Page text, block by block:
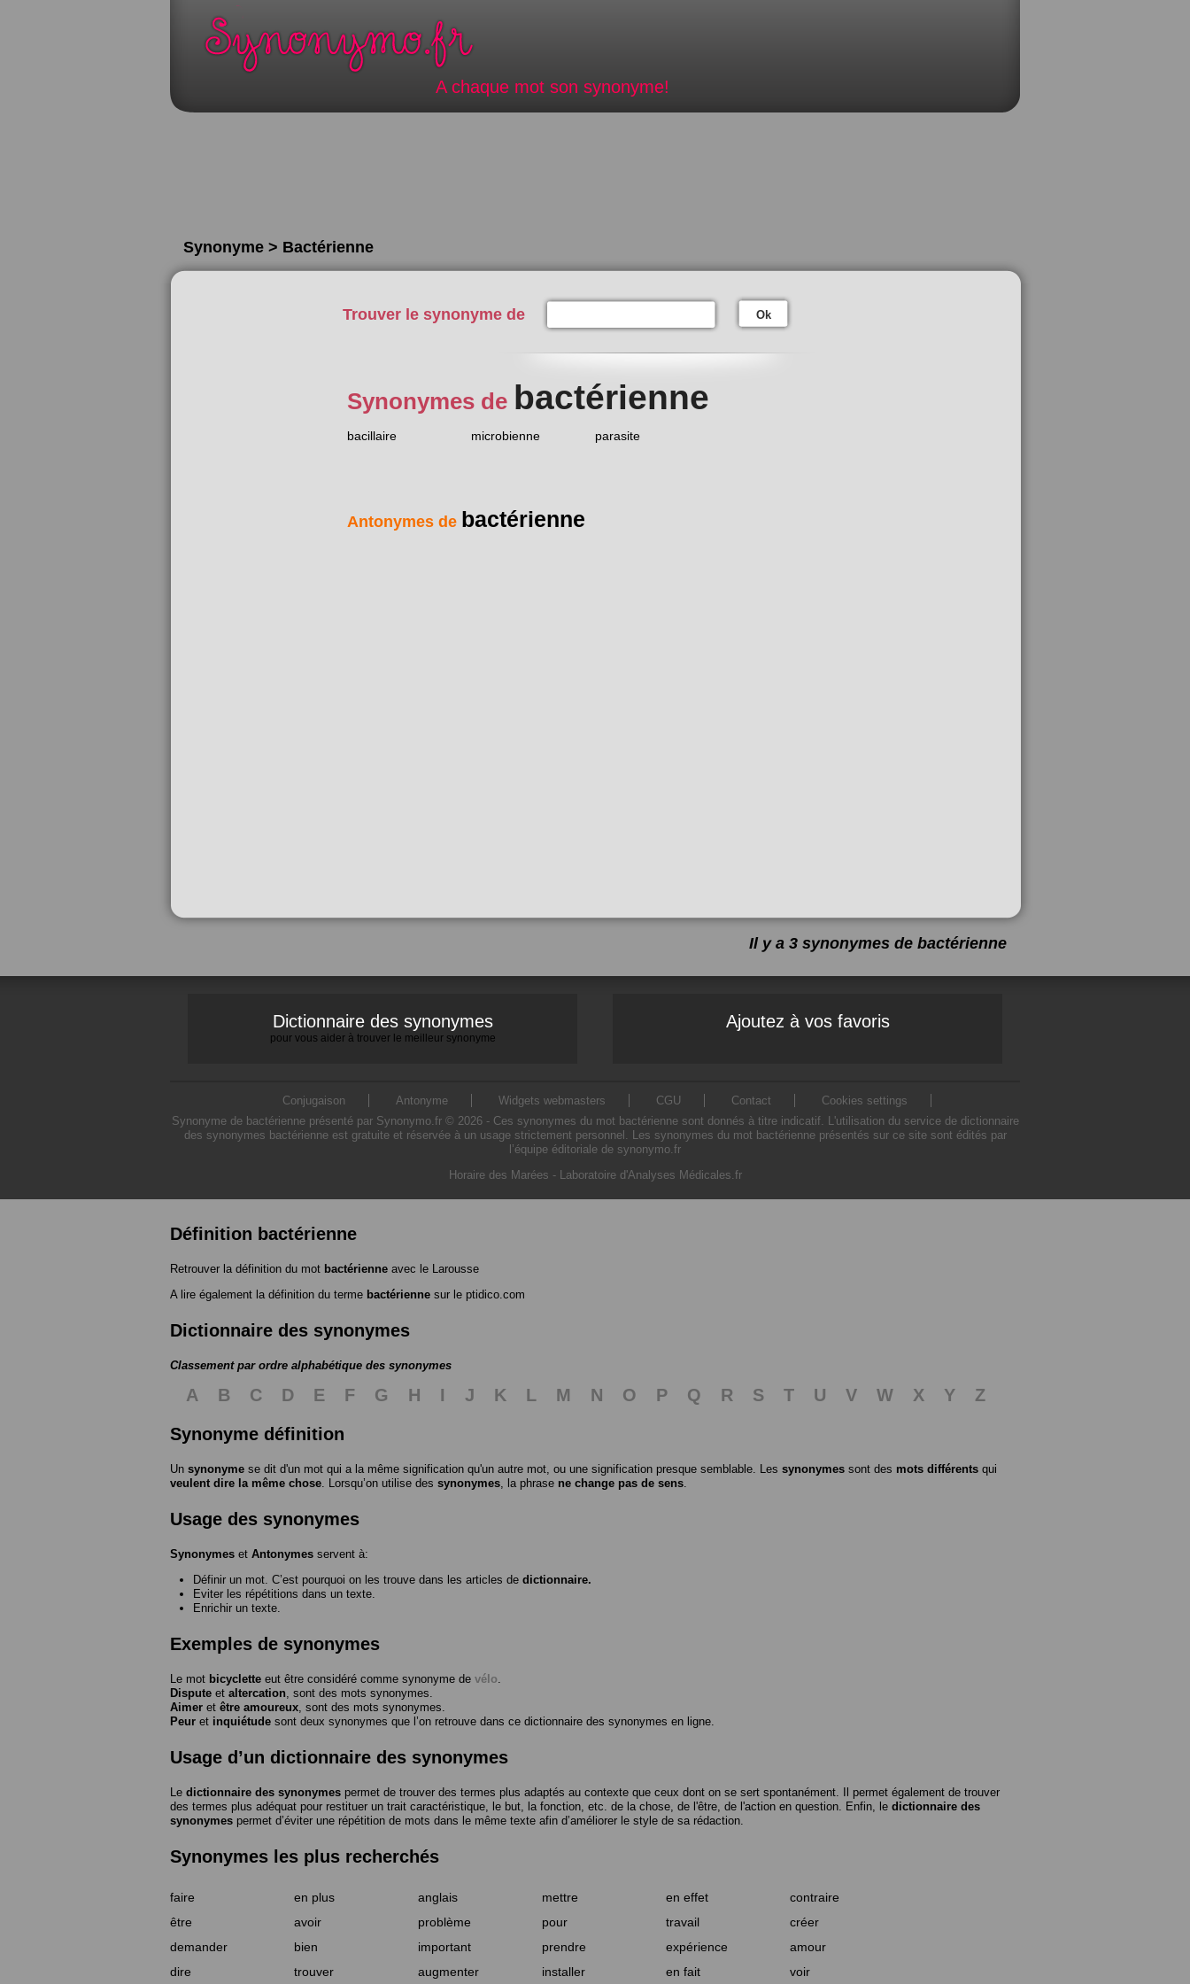
A chaque mot son synonyme!
Synonyme > Bactérienne
Trouver le synonyme de Ok
Synonymes de bactérienne
bacillaire microbienne parasite
Antonymes de bactérienne
Il y a 3 synonymes de bactérienne
Dictionnaire des synonymes
pour vous aider à trouver le meilleur synonyme
Ajoutez à vos favoris
Conjugaison Antonyme Widgets webmasters CGU Contact
Cookies settings
Synonyme de bactérienne présenté par Synonymo.fr © 2026 - Ces synonymes du mot bactérienne sont donnés à titre indicatif. L'utilisation du service de dictionnaire
des synonymes bactérienne est gratuite et réservée à un usage strictement personnel. Les synonymes du mot bactérienne présentés sur ce site sont édités par
l’équipe éditoriale de synonymo.fr
Horaire des Marées - Laboratoire d'Analyses Médicales.fr
Définition bactérienne
Retrouver la définition du mot bactérienne avec le Larousse
A lire également la définition du terme bactérienne sur le ptidico.com
Dictionnaire des synonymes
Classement par ordre alphabétique des synonymes
A B C D E F G H I J K L M N O P Q R S T U V W X Y
Z
Synonyme définition
Un synonyme se dit d'un mot qui a la même signification qu'un autre mot, ou une signification presque semblable. Les synonymes sont des mots différents qui
veulent dire la même chose . Lorsqu’on utilise des synonymes , la phrase ne change pas de sens
Usage des synonymes
Synonymes et Antonymes servent à:
Définir un mot. C’est pourquoi on les trouve dans les articles de dictionnaire.
Eviter les répétitions dans un texte.
Enrichir un texte.
Exemples de synonymes
Le mot bicyclette eut être considéré comme synonyme de vélo
Dispute et altercation , sont des mots synonymes.
Aimer et être amoureux , sont des mots synonymes.
Peur et inquiétude sont deux synonymes que l’on retrouve dans ce dictionnaire des synonymes en ligne.
Usage d’un dictionnaire des synonymes
Le dictionnaire des synonymes permet de trouver des termes plus adaptés au contexte que ceux dont on se sert spontanément. Il permet également de trouver
des termes plus adéquat pour restituer un trait caractéristique, le but, la fonction, etc. de la chose, de l'être, de l'action en question. Enfin, le dictionnaire des
synonymes permet d’éviter une répétition de mots dans le même texte afin d’améliorer le style de sa rédaction.
Synonymes les plus recherchés
faire en plus anglais mettre en effet
contraire
être
avoir problème pour travail
créer
demander
bien important prendre expérience
amour
dire
trouver augmenter installer en fait voir